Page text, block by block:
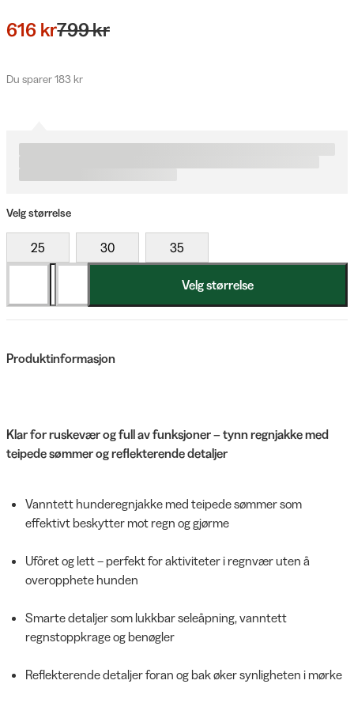
616 kr799 kr
Du sparer 183 kr
Velg størrelse
25 30 35
Velg størrelse
Produktinformasjon
Klar for ruskevær og full av funksjoner – tynn regnjakke med
teipede sømmer og reflekterende detaljer
Vanntett hunderegnjakke med teipede sømmer som
effektivt beskytter mot regn og gjørme
Ufôret og lett – perfekt for aktiviteter i regnvær uten å
overopphete hunden
Smarte detaljer som lukkbar seleåpning, vanntett
regnstoppkrage og benøgler
Reflekterende detaljer foran og bak øker synligheten i mørke